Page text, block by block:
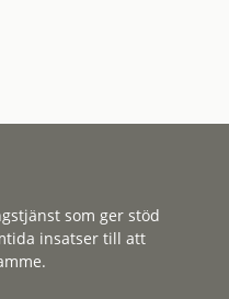
som ger stöd
insatser till att